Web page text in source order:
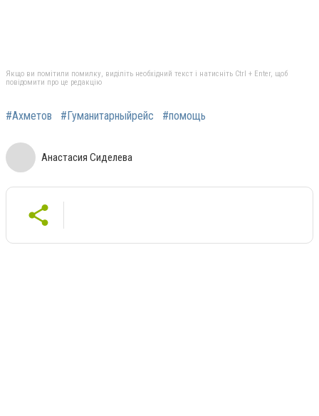
Якщо ви помітили помилку, виділіть необхідний текст і натисніть Ctrl + Enter, щоб
повідомити про це редакцію
#Ахметов #Гуманитарныйрейс #помощь
Анастасия Сиделева